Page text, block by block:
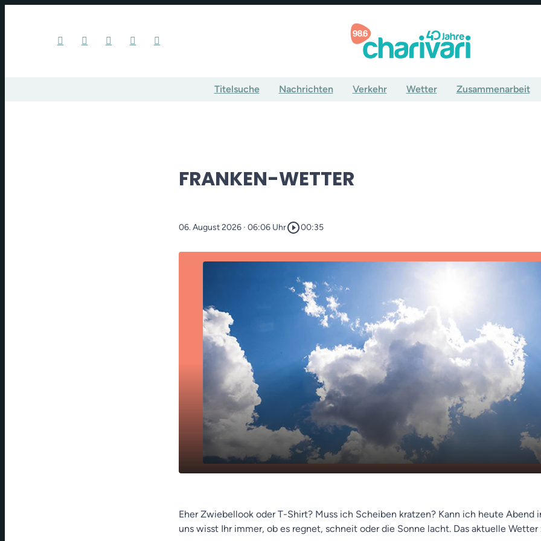
Titelsuche Nachrichten Verkehr Wetter Zusammenarbeit
FRANKEN-WETTER
06. August 2026 · 06:06 Uhrplay_circle_outline00:35
Eher Zwiebellook oder T-Shirt? Muss ich Scheiben kratzen? Kann ich heute Abend
uns wisst Ihr immer, ob es regnet, schneit oder die Sonne lacht. Das aktuelle